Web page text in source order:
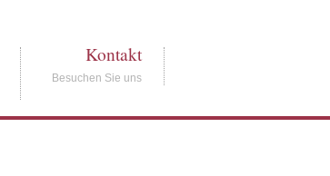
Kontakt
Besuchen Sie uns